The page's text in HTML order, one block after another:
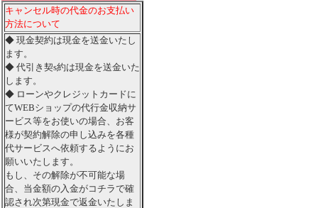
キャンセル時の代金のお支払い
方法について
◆ 現金契約は現金を送金いたし
ます。
◆ 代引き契s約は現金を送金いた
します。
◆ ローンやクレジットカードに
てWEBショップの代行金収納サ
ービス等をお使いの場合、お客
様が契約解除の申し込みを各種
代サービスへ依頼するようにお
願いいたします。
もし、その解除が不可能な場
合、当金額の入金がコチラで確
認され次第現金で返金いたしま